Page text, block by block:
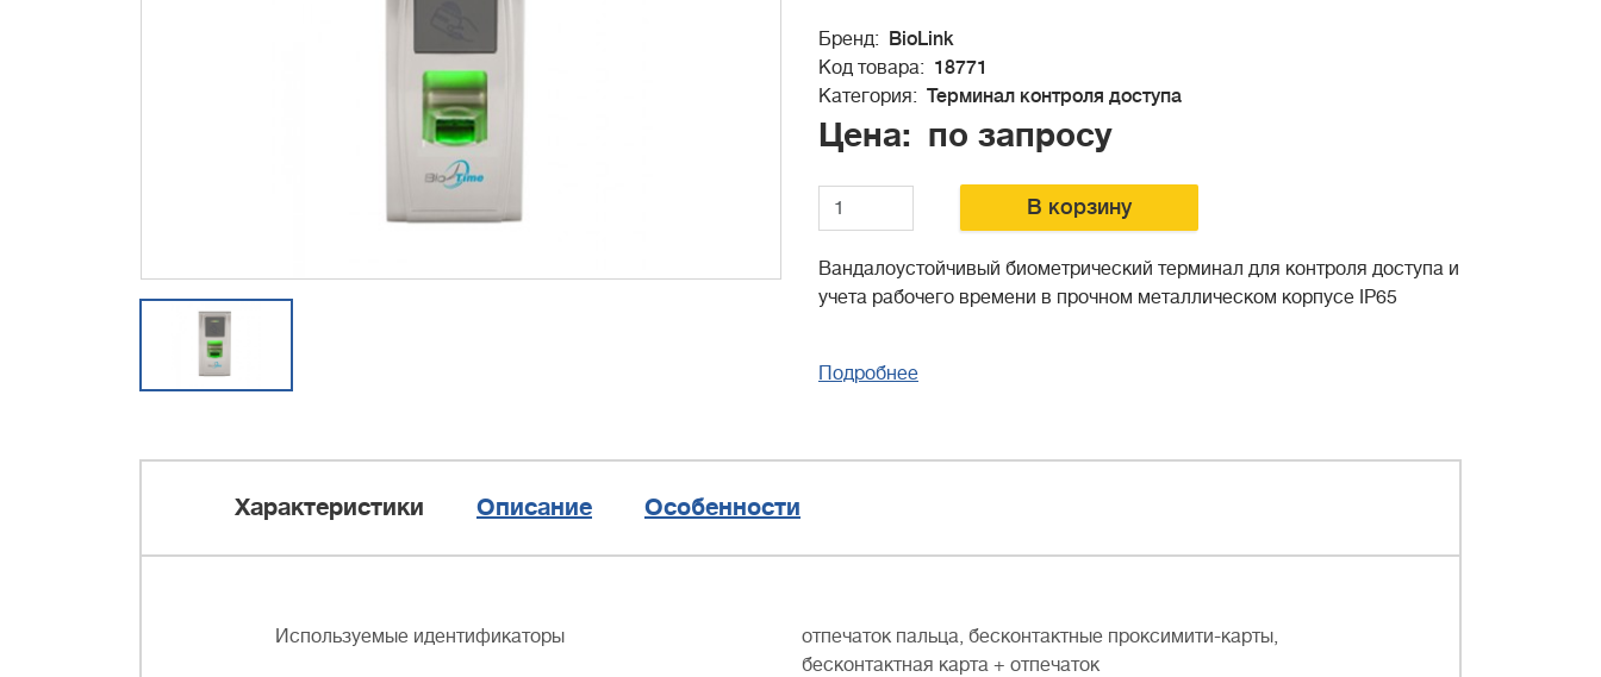
Бренд
BioLink
Код товара
18771
Категория
Терминал контроля доступа
Цена по запросу
В корзину
Вандалоустойчивый биометрический терминал для контроля доступа и
учета рабочего времени в прочном металлическом корпусе IP65
Подробнее
Характеристики Описание Особенности
Используемые идентификаторы
отпечаток пальца, бесконтактные проксимити-карты,
бесконтактная карта + отпечаток